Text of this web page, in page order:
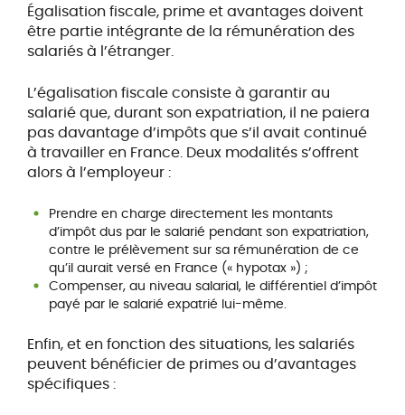
Égalisation fiscale, prime et avantages doivent
être partie intégrante de la rémunération des
salariés à l’étranger.
L’égalisation fiscale consiste à garantir au
salarié que, durant son expatriation, il ne paiera
pas davantage d’impôts que s’il avait continué
à travailler en France. Deux modalités s’offrent
alors à l’employeur :
Prendre en charge directement les montants
d’impôt dus par le salarié pendant son expatriation,
contre le prélèvement sur sa rémunération de ce
qu’il aurait versé en France (« hypotax ») ;
Compenser, au niveau salarial, le différentiel d’impôt
payé par le salarié expatrié lui-même.
Enfin, et en fonction des situations, les salariés
peuvent bénéficier de primes ou d’avantages
spécifiques :